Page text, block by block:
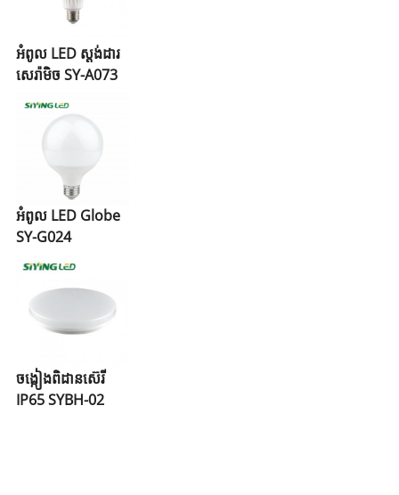
អំពូល LED ស្តង់ដារ
សេរ៉ាមិច SY-A073
អំពូល LED Globe
SY-G024
ចង្កៀងពិដានស៊េរី
IP65 SYBH-02